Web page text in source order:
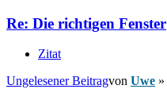
Re: Die richtigen Fenster
Zitat
Ungelesener Beitragvon Uwe »